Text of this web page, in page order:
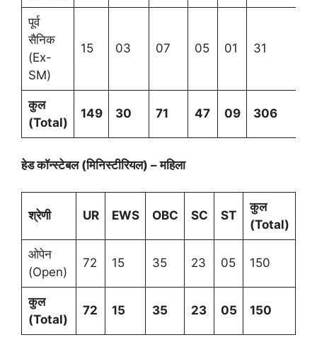
पूर्व
सैनिक
(Ex-
SM)
15 03 07 05 01 31
कुल
(Total)
149 30 71 47 09 306
हेड कॉन्स्टेबल (मिनिस्टीरियल) – महिला
श्रेणी UR EWS OBC SC ST
कुल
(Total)
ओपेन
(Open)
72 15 35 23 05 150
कुल
(Total)
72 15 35 23 05 150